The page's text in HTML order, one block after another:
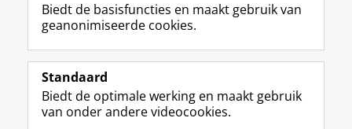
Volg de RUG
F
a
e
b
L
i
k
e
R
S
-
f
I
n
t
Y
o
T
Studiekiezers
Biedt de basisfuncties en maakt gebruik van
geanonimiseerde cookies.
Standaard
Biedt de optimale werking en maakt gebruik
van onder andere videocookies.